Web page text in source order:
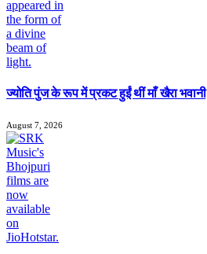
ज्योति पुंज के रूप में प्रकट हुईं थीं माँ खैरा भवानी
August 7, 2026